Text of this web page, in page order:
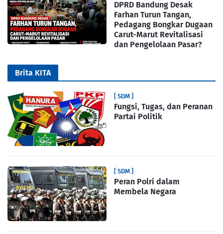
DPRD Bandung Desak
Farhan Turun Tangan,
Pedagang Bongkar Dugaan
Carut-Marut Revitalisasi
dan Pengelolaan Pasar?
Brita KITA
[ SDM ]
Fungsi, Tugas, dan Peranan
Partai Politik
[ SDM ]
Peran Polri dalam
Membela Negara